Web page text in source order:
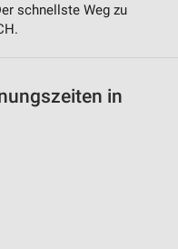
schnellste Weg zu
in
von